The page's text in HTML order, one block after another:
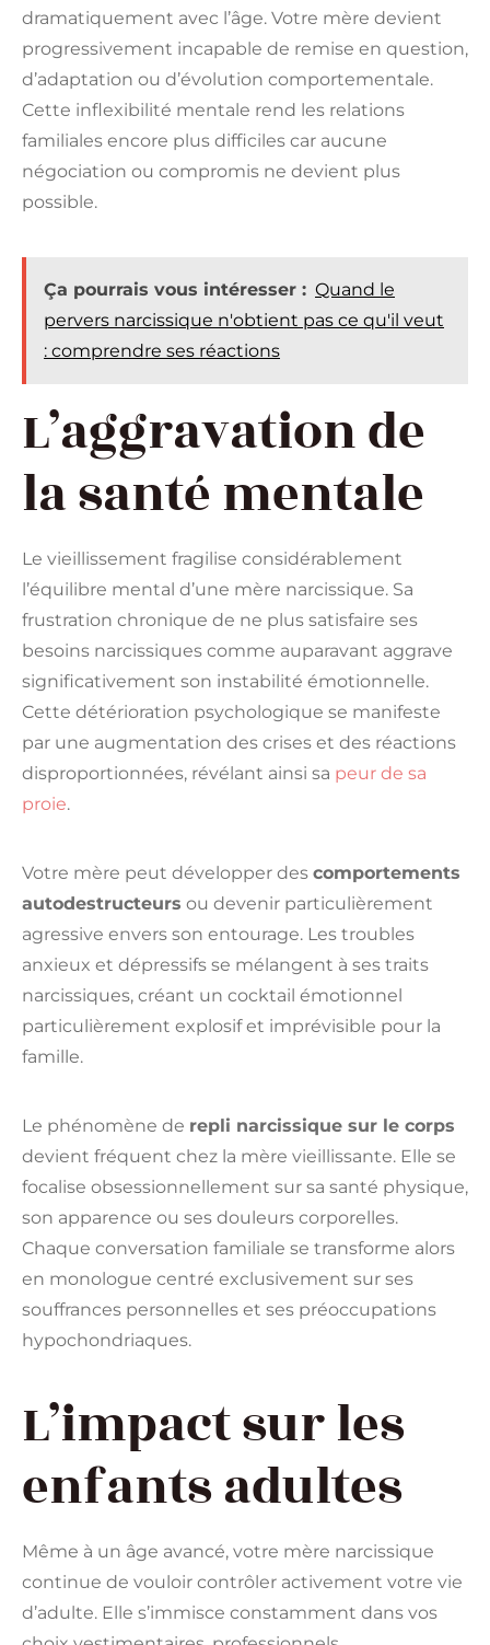
dramatiquement avec l’âge. Votre mère devient
progressivement incapable de remise en question,
d’adaptation ou d’évolution comportementale.
Cette inflexibilité mentale rend les relations
familiales encore plus difficiles car aucune
négociation ou compromis ne devient plus
possible.
Ça pourrais vous intéresser : Quand le
pervers narcissique n'obtient pas ce qu'il veut
: comprendre ses réactions
L’aggravation de
la santé mentale
Le vieillissement fragilise considérablement
l’équilibre mental d’une mère narcissique. Sa
frustration chronique de ne plus satisfaire ses
besoins narcissiques comme auparavant aggrave
significativement son instabilité émotionnelle.
Cette détérioration psychologique se manifeste
par une augmentation des crises et des réactions
disproportionnées, révélant ainsi sa peur de sa
proie.
Votre mère peut développer des comportements
autodestructeurs ou devenir particulièrement
agressive envers son entourage. Les troubles
anxieux et dépressifs se mélangent à ses traits
narcissiques, créant un cocktail émotionnel
particulièrement explosif et imprévisible pour la
famille.
Le phénomène de repli narcissique sur le corps
devient fréquent chez la mère vieillissante. Elle se
focalise obsessionnellement sur sa santé physique,
son apparence ou ses douleurs corporelles.
Chaque conversation familiale se transforme alors
en monologue centré exclusivement sur ses
souffrances personnelles et ses préoccupations
hypochondriaques.
L’impact sur les
enfants adultes
Même à un âge avancé, votre mère narcissique
continue de vouloir contrôler activement votre vie
d’adulte. Elle s’immisce constamment dans vos